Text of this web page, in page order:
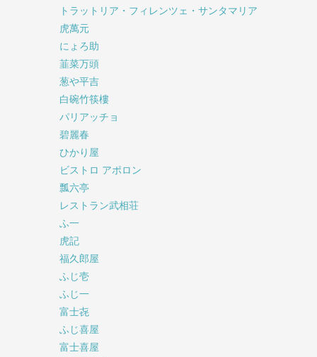
トラットリア・フィレンツェ・サンタマリア
虎萬元
にょろ助
韮菜万頭
葱や平吉
白碗竹筷樓
パリアッチョ
碧麗春
ひかり屋
ビストロ アポロン
瓢六亭
レストラン武相荘
ふ一
虎記
福久郎屋
ふじ壱
ふじ一
富士㐂
ふじ喜屋
富士喜屋